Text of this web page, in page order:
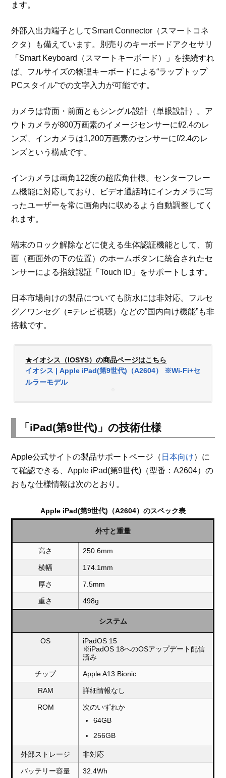
ます。
外部入出力端子としてSmart Connector（スマートコネ
クタ）も備えています。別売りのキーボードアクセサリ
「Smart Keyboard（スマートキーボード）」を接続すれ
ば、フルサイズの物理キーボードによる“ラップトップ
PCスタイル”での文字入力が可能です。
カメラは背面・前面ともシングル設計（単眼設計）。ア
ウトカメラが800万画素のイメージセンサーにf/2.4のレ
ンズ、インカメラは1,200万画素のセンサーにf/2.4のレ
ンズという構成です。
インカメラは画角122度の超広角仕様。センターフレー
ム機能に対応しており、ビデオ通話時にインカメラに写
ったユーザーを常に画角内に収めるよう自動調整してく
れます。
端末のロック解除などに使える生体認証機能として、前
面（画面外の下の位置）のホームボタンに統合されたセ
ンサーによる指紋認証「Touch ID」をサポートします。
日本市場向けの製品についても防水には非対応。フルセ
グ／ワンセグ（=テレビ視聴）などの“国内向け機能”も非
搭載です。
★イオシス（IOSYS）の商品ページはこちら
イオシス | Apple iPad(第9世代)（A2604） ※Wi-Fi+セ
ルラーモデル
「iPad(第9世代)」の技術仕様
Apple公式サイトの製品サポートページ（ 日本向け）に
て確認できる、Apple iPad(第9世代)（型番：A2604）の
おもな仕様情報は次のとおり。
Apple iPad(第9世代)（A2604）のスペック表
外寸と重量
高さ 250.6mm
横幅 174.1mm
厚さ 7.5mm
重さ 498g
システム
OS
iPadOS 15
※iPadOS 18へのOSアップデート配信
済み
チップ Apple A13 Bionic
RAM 詳細情報なし
ROM
次のいずれか
64GB
256GB
外部ストレージ 非対応
バッテリー容量 32.4Wh